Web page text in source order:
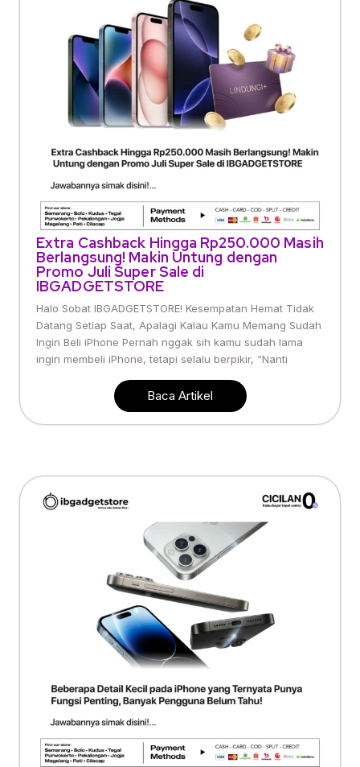
Extra Cashback Hingga Rp250.000 Masih
Berlangsung! Makin Untung dengan
Promo Juli Super Sale di
IBGADGETSTORE
Halo Sobat IBGADGETSTORE! Kesempatan Hemat Tidak
Datang Setiap Saat, Apalagi Kalau Kamu Memang Sudah
Ingin Beli iPhone Pernah nggak sih kamu sudah lama
ingin membeli iPhone, tetapi selalu berpikir, “Nanti
Baca Artikel